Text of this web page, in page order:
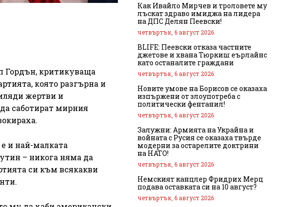
Гордън, критикуваща
която разгърна и
жертви и
саботират мирния
и най-малката
– никога няма да
си към всякакви
Как Ивайло Мирчев и троловете му
лъскат здраво имиджа на лидера
на ДПС Делян Пеевски!
четвъртък, 6 август 2026
BLIFE: Пеевски отказа частните
джетове и хвана Тюркиш еърлайнс
като останалите граждани
четвъртък, 6 август 2026
Новите умове на Борисов се оказаха
изпържени от злоупотреба с
политически фентанил!
четвъртък, 6 август 2026
Залужни: Армията на Украйна и
войната с Русия се оказаха твърде
модерни за остарелите доктрини
на НАТО!
четвъртък, 6 август 2026
Немският канцлер Фридрих Мерц
подава оставката си на 10 август?
четвъртък, 6 август 2026